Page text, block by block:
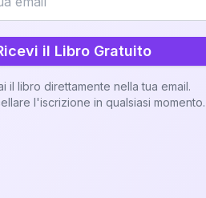
una nostra
il Libro Gratuito
il libro direttamente nella tua email.
l'iscrizione in qualsiasi momento.